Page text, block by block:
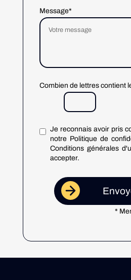
Message*
Combien de lettres contient
Je reconnais avoir pris
notre Politique de
Conditions générales
accepter.
*